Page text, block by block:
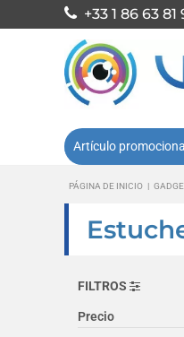
+33 1 86 63 81
Artículo promocional
PÁGINA DE INICIO |
FILTROS
Precio